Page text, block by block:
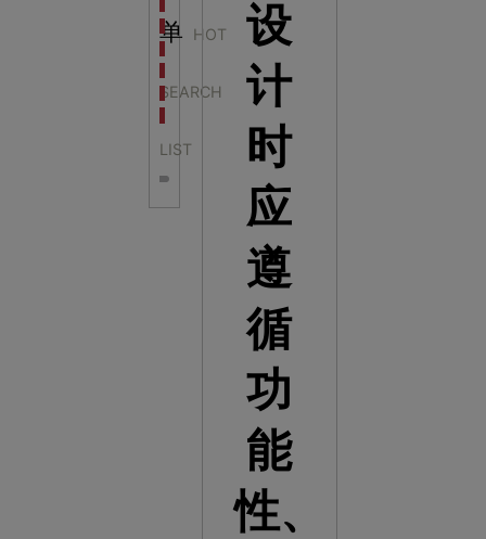
单 HOT
SEARCH
LIST
科学梦中标濮阳县科技馆公共安全体验馆项目
科学梦集团中标广西大学海洋科教馆项目
科学梦集团中标淮师附小科技长廊展项目
科学梦集团中标洪泽湖治理保护展示馆项目
设
计
时
应
遵
循
功
能
性、